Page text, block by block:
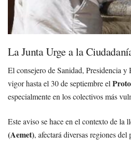
La Junta Urge a la
El consejero de Sanidad, Presidencia y
vigor hasta el 30 de septiembre el
especialmente en los colectivos más
Este aviso se hace en el contexto de la
(Aemet), afectará diversas regiones